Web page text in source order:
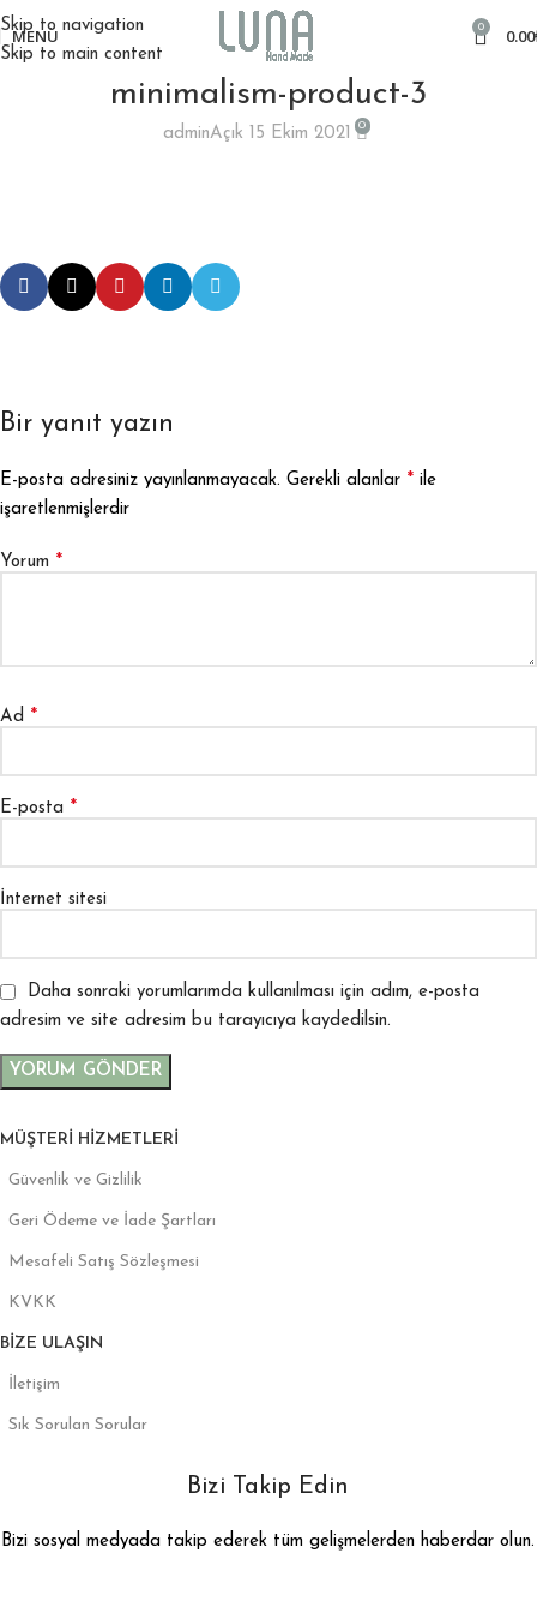
Skip to navigation
Skip to main content
MENÜ 0 0.00
minimalism-product-3
adminAçık 15 Ekim 2021 0
Bir yanıt yazın
E-posta adresiniz yayınlanmayacak. Gerekli alanlar * ile
işaretlenmişlerdir
Yorum *
Ad *
E-posta *
İnternet sitesi
Daha sonraki yorumlarımda kullanılması için adım, e-posta
adresim ve site adresim bu tarayıcıya kaydedilsin.
MÜŞTERI HIZMETLERI
Güvenlik ve Gizlilik
Geri Ödeme ve İade Şartları
Mesafeli Satış Sözleşmesi
KVKK
BIZE ULAŞIN
İletişim
Sık Sorulan Sorular
Bizi Takip Edin
Bizi sosyal medyada takip ederek tüm gelişmelerden haberdar olun.